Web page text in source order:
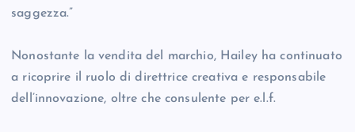
saggezza.”
Nonostante la vendita del marchio, Hailey ha continuato
a ricoprire il ruolo di direttrice creativa e responsabile
dell’innovazione, oltre che consulente per e.l.f.